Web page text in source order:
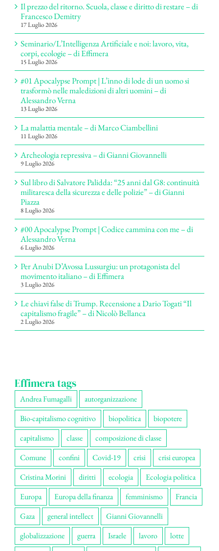
Il prezzo del ritorno. Scuola, classe e diritto di restare – di
Francesco Demitry
17 Luglio 2026
Seminario/L’Intelligenza Artificiale e noi: lavoro, vita,
corpi, ecologie – di Effimera
15 Luglio 2026
#01 Apocalypse Prompt | L’inno di lode di un uomo si
trasformò nelle maledizioni di altri uomini – di
Alessandro Verna
13 Luglio 2026
La malattia mentale – di Marco Ciambellini
11 Luglio 2026
Archeologia repressiva – di Gianni Giovannelli
9 Luglio 2026
Sul libro di Salvatore Palidda: “25 anni dal G8: continuità
militaresca della sicurezza e delle polizie” – di Gianni
Piazza
8 Luglio 2026
#00 Apocalypse Prompt | Codice cammina con me – di
Alessandro Verna
6 Luglio 2026
Per Anubi D’Avossa Lussurgiu: un protagonista del
movimento italiano – di Effimera
3 Luglio 2026
Le chiavi false di Trump. Recensione a Dario Togati “Il
capitalismo fragile” – di Nicolò Bellanca
2 Luglio 2026
Effimera tags
Andrea Fumagalli
autorganizzazione
Bio-capitalismo cognitivo
biopolitica
biopotere
capitalismo
classe
composizione di classe
Comune
confini Covid-19 crisi
crisi europea
Cristina Morini
diritti ecologia
Ecologia politica
Europa
Europa della finanza femminismo
Francia
Gaza
general intellect
Gianni Giovannelli
globalizzazione
guerra Israele lavoro
lotte